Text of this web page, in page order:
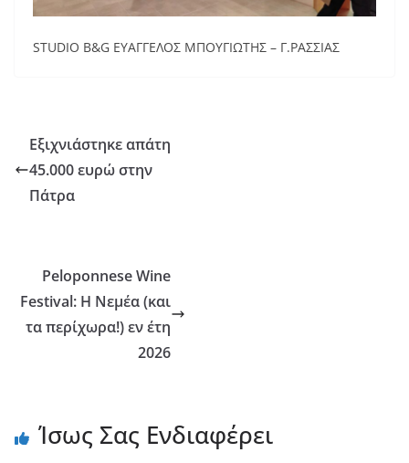
STUDIO B&G ΕΥΑΓΓΕΛΟΣ ΜΠΟΥΓΙΩΤΗΣ – Γ.ΡΑΣΣΙΑΣ
Εξιχνιάστηκε απάτη
45.000 ευρώ στην
Πάτρα
Peloponnese Wine
Festival: H Νεμέα (και
τα περίχωρα!) εν έτη
2026
Ίσως Σας Ενδιαφέρει